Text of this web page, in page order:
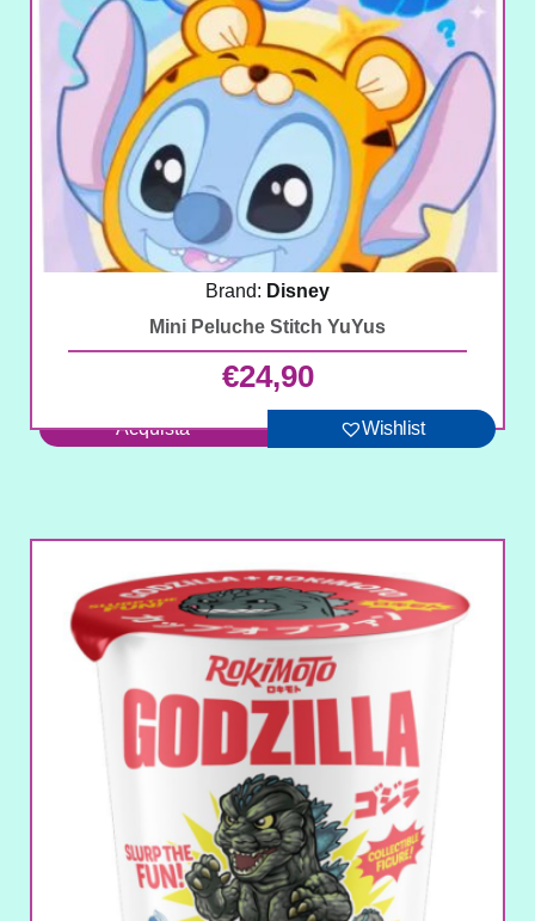
Brand: Disney
Mini Peluche Stitch YuYus
€24,90
Acquista Wishlist